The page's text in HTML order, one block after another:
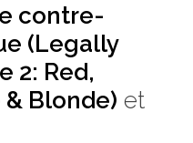
contre-
(Legally
2: Red,
Blonde) et